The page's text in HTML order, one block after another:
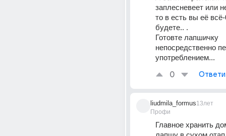
заплесневеет или
то в есть вы её
будете.. .
Готовте лапшичку
непосредственно
употреблением...
0
liudmila_formus
Профи
13лет
Главное хранить